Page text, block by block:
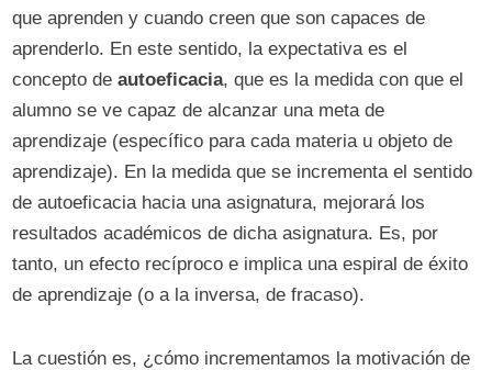
que aprenden y cuando creen que son capaces de
aprenderlo. En este sentido, la expectativa es el
concepto deautoeficacia, que es la medida con que el
alumno se ve capaz de alcanzar una meta de
aprendizaje (específico para cada materia u objeto de
aprendizaje). En la medida que se incrementa el sentido
de autoeficacia hacia una asignatura, mejorará los
resultados académicos de dicha asignatura. Es, por
tanto, un efecto recíproco e implica una espiral de éxito
de aprendizaje (o a la inversa, de fracaso).
La cuestión es, ¿cómo incrementamos la motivación de